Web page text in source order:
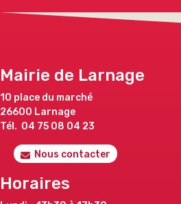
Mairie de Larnage
10 place du marché
26600 Larnage
Tél. 04 75 08 04 23
Nous contacter
Horaires